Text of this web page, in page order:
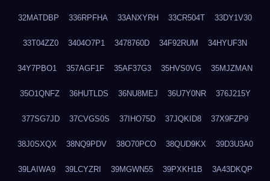
32MATDBP 336RPFHA 33ANXYRH 33CR504T 33DY1V30
33T04ZZ0 3404O7P1 3478760D 34F92RUM 34HYUF3N
34Y7PBO1 357AGF1F 35AF37G3 35HVS0VG 35MJZMAN
35O1QNFZ 36HUTLDS 36NU8MEJ 36U7Y0NR 376J215Y
377SG7JD 37CVGS0S 37IHO75D 37JQKID8 37X9FZP9
38J0SXQX 38NQ9PDV 38O70PCO 38QUD9KX 39D3U3A0
39LAIWA9 39LCYZRI 39MGWN55 39PXKH1B 3A43DKQP